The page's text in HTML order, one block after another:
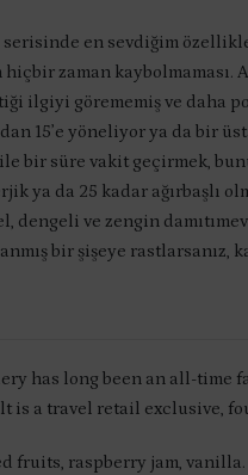
serisinde en sevdiğim
zaman kaybolmaması.
ilgiyi görememiş ve daha
15’e yöneliyor ya da bir
bir süre vakit geçirmek,
ya da 25 kadar ağırbaşlı
dengeli ve zengin
bir şişeye rastlarsanız,
has long been an all-time
is a travel retail exclusive,
fruits, raspberry jam, vanilla.